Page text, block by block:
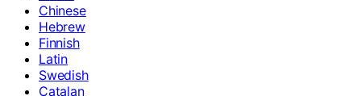
Chinese
Hebrew
Finnish
Latin
Swedish
Catalan